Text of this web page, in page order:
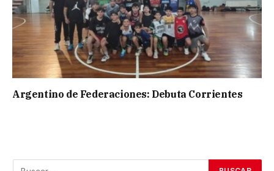
Argentino de Federaciones: Debuta Corrientes